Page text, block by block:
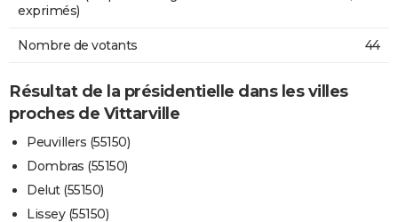
exprimés)
Nombre de votants 44
Résultat de la présidentielle dans les villes
proches de Vittarville
Peuvillers (55150)
Dombras (55150)
Delut (55150)
Lissey (55150)